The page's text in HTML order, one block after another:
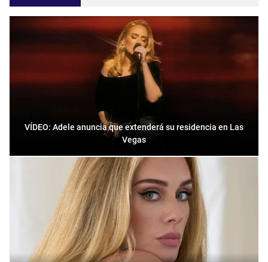
VÍDEO: Adele anuncia que extenderá su residencia en Las
Vegas